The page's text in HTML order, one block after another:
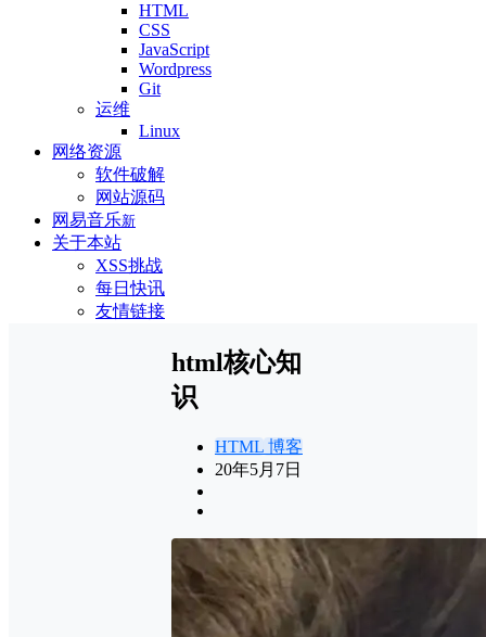
HTML
CSS
JavaScript
Wordpress
Git
运维
Linux
网络资源
软件破解
网站源码
网易音乐新
关于本站
XSS挑战
每日快讯
友情链接
html核心知
识
HTML 博客
20年5月7日